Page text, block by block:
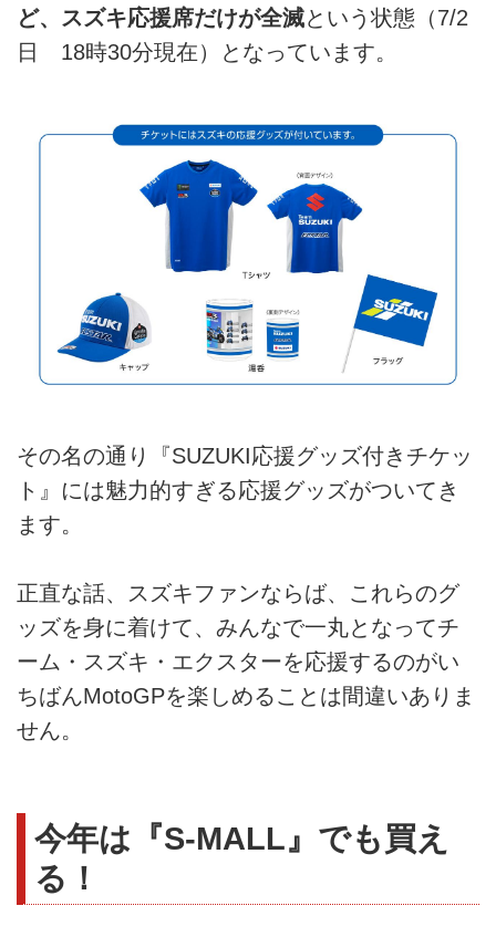
ど、スズキ応援席だけが全滅という状態（7/2
日 18時30分現在）となっています。
その名の通り『SUZUKI応援グッズ付きチケッ
ト』には魅力的すぎる応援グッズがついてき
ます。
正直な話、スズキファンならば、これらのグ
ッズを身に着けて、みんなで一丸となってチ
ーム・スズキ・エクスターを応援するのがい
ちばんMotoGPを楽しめることは間違いありま
せん。
今年は『S-MALL』でも買え
る！